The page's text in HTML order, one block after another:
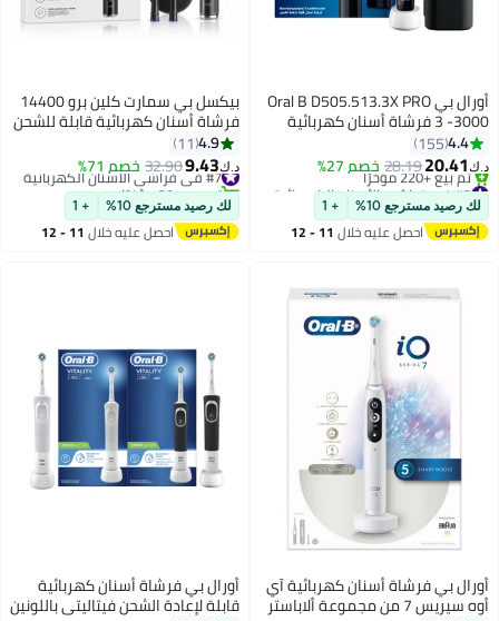
أورال بي Oral B D505.513.3X PRO
3 -3000 فرشاة أسنان كهربائية
أورال بي أسود + حافظة سفر
4.4
155
د.ك‏20.41
28.19خصم 27%
#2 في فراشي الأسنان الكهربائية
أقل سعر في 7 يوم
تم بيع +220 مؤخرًا
#2 في فراشي الأسنان الكهربائية
لك رصيد مسترجع 10% + 1
احصل عليه خلال 11 - 12
بيكسل بي سمارت كلين برو 14400
فرشاة أسنان كهربائية قابلة للشحن
| 5 أوضاع تنظيف و3 مستويات شدة |
مقاومة للماء IPX7 | بطارية تدوم
أكثر من 50 يوماً | إزالة البلاك
رؤوس فرشاة
4.9
11
د.ك‏9.43
32.90خصم 71% #7 في فراشي الأسنان الكهربائية
تم بيع +30 مؤخرًا
#7 في فراشي الأسنان الكهربائية
لك رصيد مسترجع 10% + 1
احصل عليه خلال 11 - 12
أورال بي فرشاة أسنان كهربائية آي
أوه سيريس 7 من مجموعة ألاباستر
أورال بي فرشاة أسنان كهربائية
قابلة لإعادة الشحن فيتاليتي باللونين